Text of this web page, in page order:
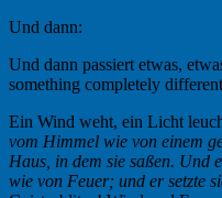
Und dann:
Und dann passiert etwas,
something completely
Ein Wind weht, ein Licht
vom Himmel wie von einem
Haus, in dem sie saßen. Und
wie von Feuer; und er setzte